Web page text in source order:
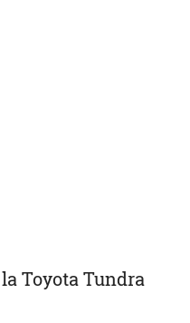
Toyota Tundra